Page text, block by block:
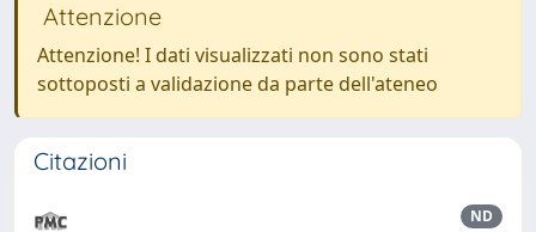
Attenzione
Attenzione! I dati visualizzati non sono stati
sottoposti a validazione da parte dell'ateneo
Citazioni
ND